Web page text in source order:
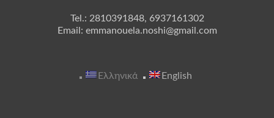
Tel.: 2810391848, 6937161302
Email: emmanouela.noshi@gmail.com
Ελληνικά English